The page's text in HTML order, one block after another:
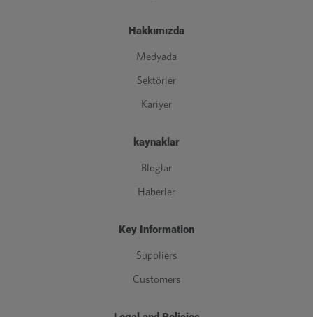
Hakkımızda
Medyada
Sektörler
Kariyer
kaynaklar
Bloglar
Haberler
Key Information
Suppliers
Customers